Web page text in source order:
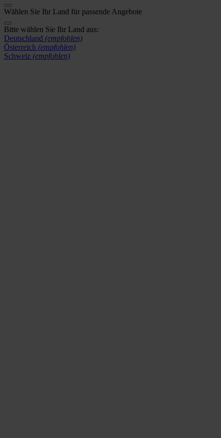
Wählen Sie Ihr Land für passende Angebote
Bitte wählen Sie Ihr Land aus:
Deutschland (empfohlen)
Österreich (empfohlen)
Schweiz (empfohlen)